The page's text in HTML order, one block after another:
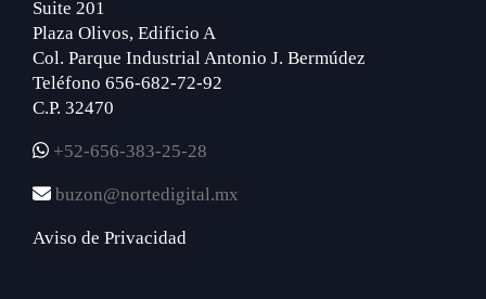
Suite 201
Plaza Olivos, Edificio A
Col. Parque Industrial Antonio J. Bermúdez
Teléfono 656-682-72-92
C.P. 32470
+52-656-383-25-28
buzon@nortedigital.mx
Aviso de Privacidad